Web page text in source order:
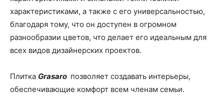
характеристиками, а также с его универсальностью,
благодаря тому, что он доступен в огромном
разнообразии цветов, что делает его идеальным для
всех видов дизайнерских проектов.
Плитка Grasaro позволяет создавать интерьеры,
обеспечивающие комфорт всем членам семьи.